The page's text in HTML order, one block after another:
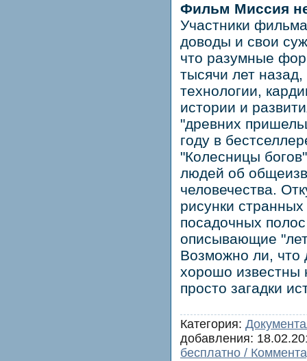
Фильм Миссия
Участники
доводы и свои
что разумные
тысячи лет
технологии,
истории и
"древних
году в
"Колесницы
людей об
человечества.
рисунки
посадочных
описывающие
Возможно ли,
хорошо известны
просто загадки
Категория:
добавления:
бесплатно /